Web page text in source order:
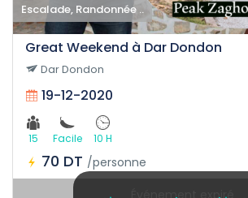
Escalade, Randonnée ..
Great Weekend à Dar Dondon
Dar Dondon
19-12-2020
15 Facile 10 H
70 DT /personne